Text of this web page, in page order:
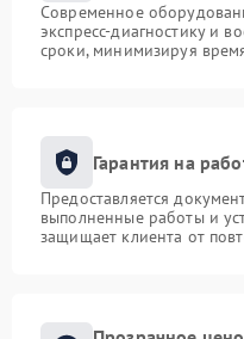
Современное
экспресс-диагностику и
сроки, минимизируя
Гарантия на
Предоставляется
выполненные работы и
защищает клиента от